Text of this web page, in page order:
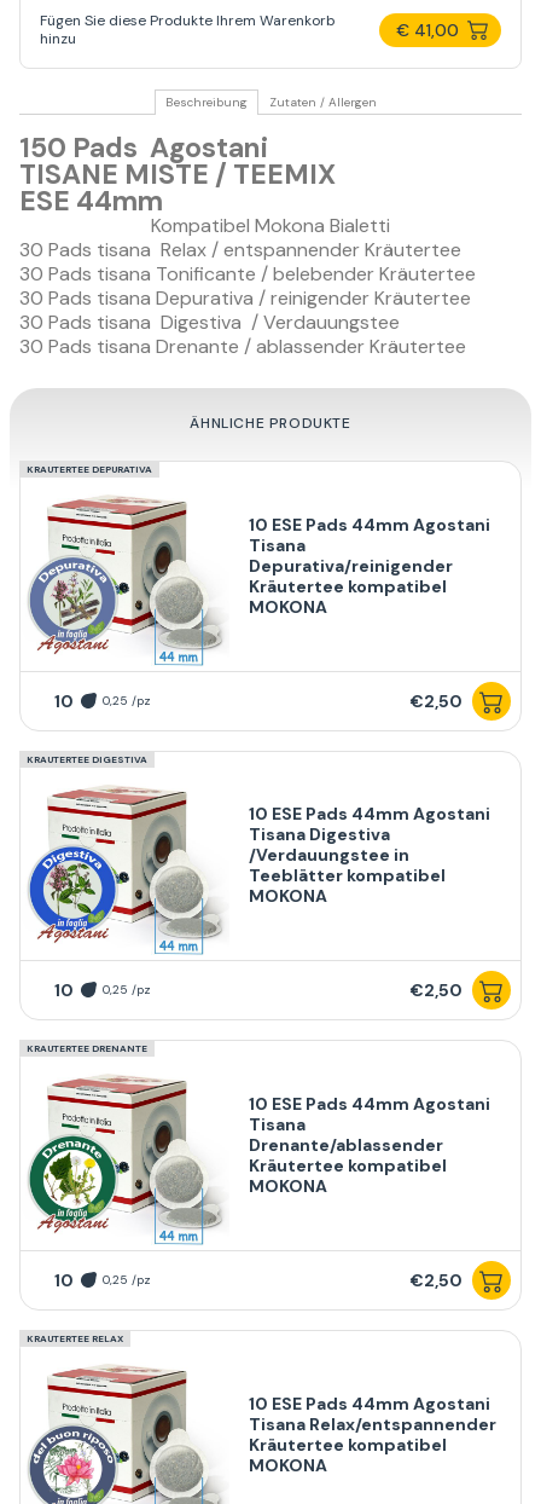
Fügen Sie diese Produkte Ihrem Warenkorb
hinzu
€ 41,00
Beschreibung Zutaten / Allergen
150 Pads Agostani
TISANE MISTE / TEEMIX
ESE 44mm
Kompatibel Mokona Bialetti
30 Pads tisana Relax / entspannender Kräutertee
30 Pads tisana Tonificante / belebender Kräutertee
30 Pads tisana Depurativa / reinigender Kräutertee
30 Pads tisana Digestiva / Verdauungstee
30 Pads tisana Drenante / ablassender Kräutertee
ÄHNLICHE PRODUKTE
KRAUTERTEE DEPURATIVA
10 ESE Pads 44mm Agostani
Tisana
Depurativa/reinigender
Kräutertee kompatibel
MOKONA
10 0,25 /pz €2,50
KRAUTERTEE DIGESTIVA
10 ESE Pads 44mm Agostani
Tisana Digestiva
/Verdauungstee in
Teeblätter kompatibel
MOKONA
10 0,25 /pz €2,50
KRAUTERTEE DRENANTE
10 ESE Pads 44mm Agostani
Tisana
Drenante/ablassender
Kräutertee kompatibel
MOKONA
10 0,25 /pz €2,50
KRAUTERTEE RELAX
10 ESE Pads 44mm Agostani
Tisana Relax/entspannender
Kräutertee kompatibel
MOKONA